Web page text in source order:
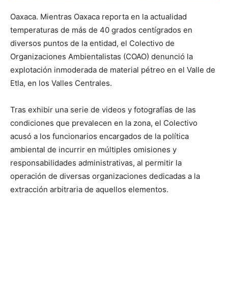
Oaxaca. Mientras Oaxaca reporta en la actualidad
temperaturas de más de 40 grados centígrados en
diversos puntos de la entidad, el Colectivo de
Organizaciones Ambientalistas (COAO) denunció la
explotación inmoderada de material pétreo en el Valle de
Etla, en los Valles Centrales.
Tras exhibir una serie de videos y fotografías de las
condiciones que prevalecen en la zona, el Colectivo
acusó a los funcionarios encargados de la política
ambiental de incurrir en múltiples omisiones y
responsabilidades administrativas, al permitir la
operación de diversas organizaciones dedicadas a la
extracción arbitraria de aquellos elementos.